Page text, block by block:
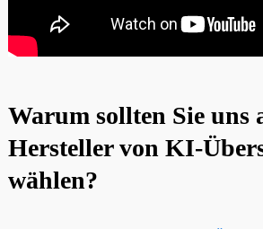
Warum sollten Sie uns
Hersteller von KI-
wählen?